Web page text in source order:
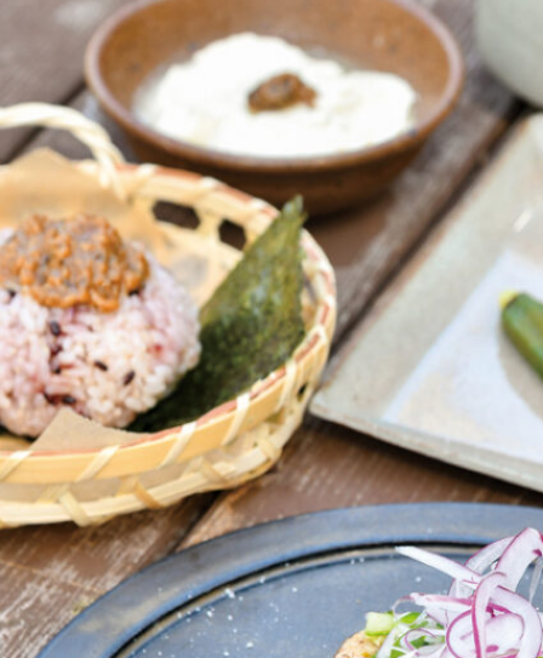
CULTURE
すべて
関西で開催。
おすすめの展覧会
おすすめの映画
誠光社で選びました。
おすすめの本
紹介します。
おすすめのイベント